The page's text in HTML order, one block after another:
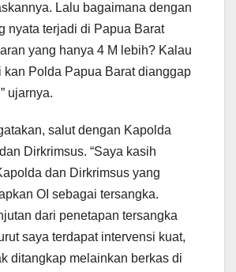
Lalu bagaimana dengan
nyata terjadi di Papua Barat
yang hanya 4 M lebih? Kalau
kan Polda Papua Barat dianggap
ujarnya.
salut dengan Kapolda
Dirkrimsus. “Saya kasih
dan Dirkrimsus yang
OI sebagai tersangka.
dari penetapan tersangka
saya terdapat intervensi kuat,
ditangkap melainkan berkas di